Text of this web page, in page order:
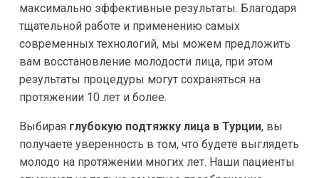
максимально эффективные результаты. Благодаря
тщательной работе и применению самых
современных технологий, мы можем предложить
вам восстановление молодости лица, при этом
результаты процедуры могут сохраняться на
протяжении 10 лет и более.
Выбираяглубокую подтяжку лица в Турции, вы
получаете уверенность в том, что будете выглядеть
молодо на протяжении многих лет. Наши пациенты